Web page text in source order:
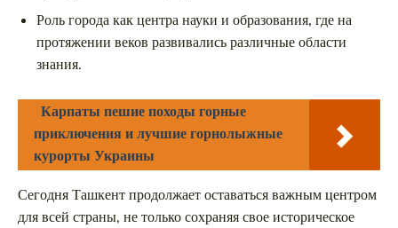
Роль города как центра науки и образования, где на
протяжении веков развивались различные области
знания.
Карпаты пешие походы горные
приключения и лучшие горнолыжные
курорты Украины
Сегодня Ташкент продолжает оставаться важным центром
для всей страны, не только сохраняя свое историческое